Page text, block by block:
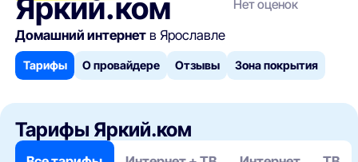
Яркий.ком
Домашний интернет в Ярославле
Нет оценок
Тарифы О провайдере Отзывы Зона покрытия
Тарифы Яркий.ком